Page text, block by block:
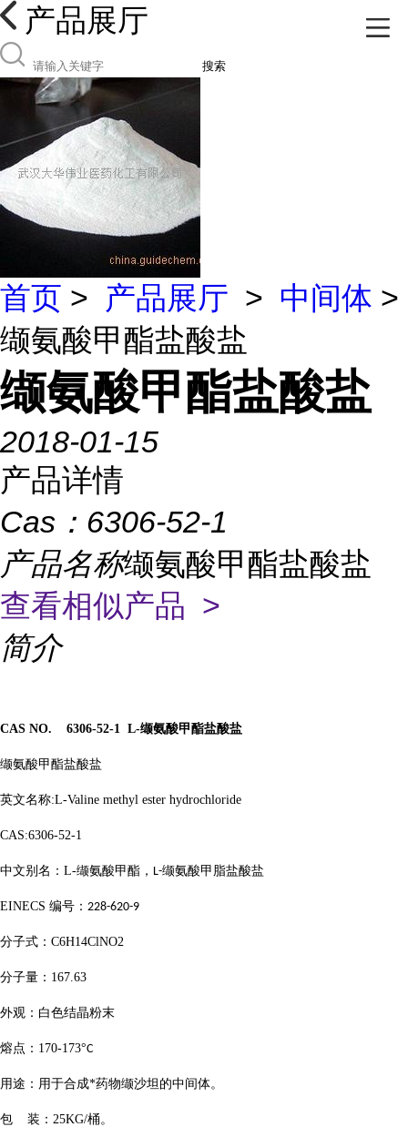
产品展厅
搜索
首页 > 产品展厅 > 中间体 >
缬氨酸甲酯盐酸盐
缬氨酸甲酯盐酸盐
2018-01-15
产品详情
Cas： 6306-52-1
产品名称缬氨酸甲酯盐酸盐
查看相似产品 >
简介
CAS NO. 6306-52-1 L-缬氨酸甲酯盐酸盐
缬氨酸甲酯盐酸盐
英文名称:L-Valine methyl ester hydrochloride
CAS:6306-52-1
中文别名： L-缬氨酸甲酯， L-缬氨酸甲脂盐酸盐
EINECS 编号： 228-620-9
分子式： C6H14ClNO2
分子量： 167.63
外观：白色结晶粉末
熔点： 170-173°C
用途：用于合成*药物缬沙坦的中间体。
包 装： 25KG/桶。